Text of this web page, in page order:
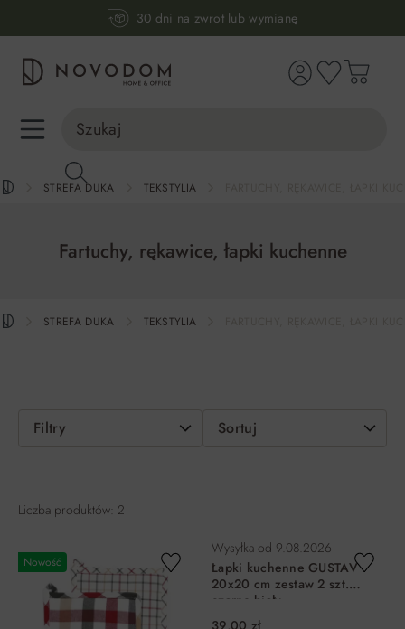
30 dni na zwrot lub wymianę
98% zadowolonych klientów
(pon-pt: 7-17, sb-nd: 9-17)
STREFA DUKA TEKSTYLIA
Fartuchy, rękawice, łapki kuchenne
STREFA DUKA TEKSTYLIA
Filtry Sortuj
Liczba produktów: 2
Nowość
Wysyłka od 9.08.2026
Łapki kuchenne GUSTAV
20x20 cm zestaw 2 szt.
czarno-biały
39,00 zł